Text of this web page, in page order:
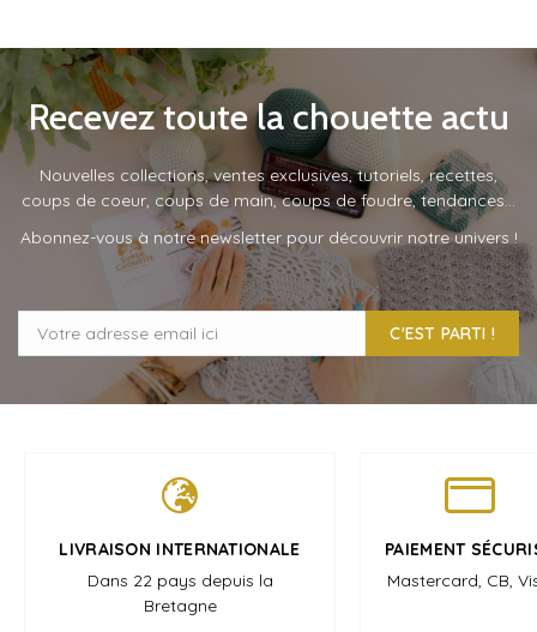
Recevez toute la chouette actu
Nouvelles collections, ventes exclusives, tutoriels, recettes,
coups de coeur, coups de main, coups de foudre, tendances…
Abonnez-vous à notre newsletter pour découvrir notre univers !
C'EST PARTI !
LIVRAISON INTERNATIONALE
Dans 22 pays depuis la
Bretagne
PAIEMENT
Mastercard, CB,